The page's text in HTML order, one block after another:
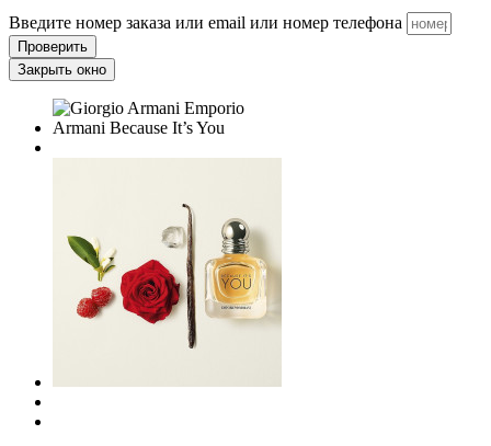
Введите номер заказа или email или номер телефона
Проверить
Закрыть окно